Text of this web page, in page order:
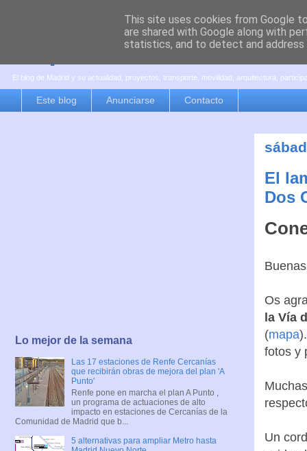
es por madrid
El blog de Madrid y su actualidad, proyectos, transporte, movilidad, arquitectura,
Este blog Anunciarse Contacto
El
Dos
Os
la Vía
(mapa
fotos y
Un
Lo mejor de la semana
Las 17 estaciones de Renfe Cercanías
que recibirán obras de mejora del plan 'A
Punto'
Renfe pone en marcha el plan A Punto ,
un programa de actuaciones de alto
impacto en estaciones de Cercanías de la
Comunidad de Madrid que b...
5 alternativas para ampliar Metro hasta
This site uses cookies from Google
are shared with Google along with
statistics, and to detect and address